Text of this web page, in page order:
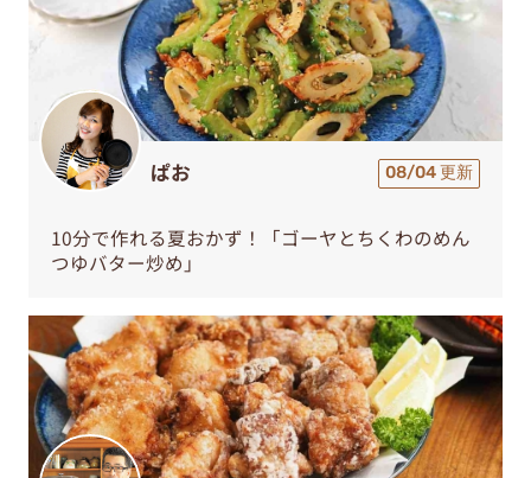
ぱお 08/04 更新
10分で作れる夏おかず！「ゴーヤとちくわのめん
つゆバター炒め」